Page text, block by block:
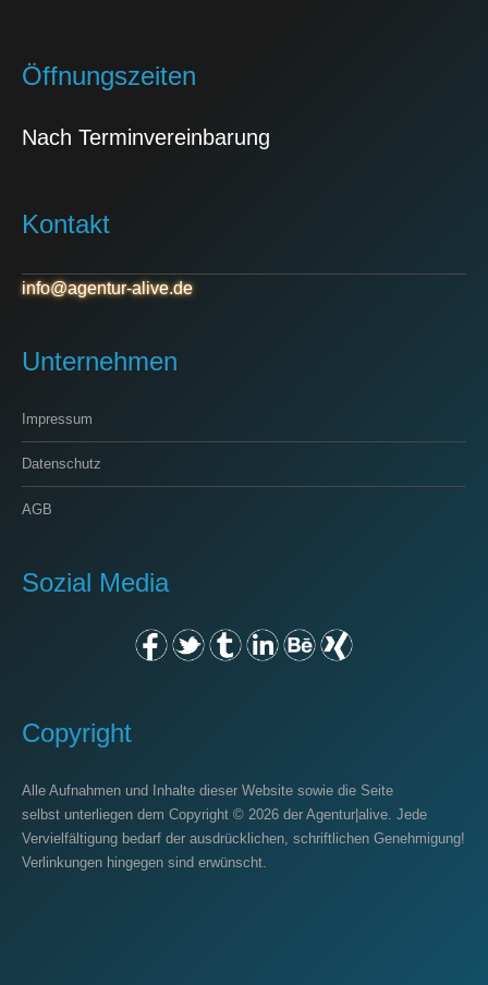
Öffnungszeiten
Nach Terminvereinbarung
Kontakt
info@agentur-alive.de
Unternehmen
Impressum
Datenschutz
AGB
Sozial Media
Copyright
Alle Aufnahmen und Inhalte dieser Website sowie die Seite
selbst unterliegen dem Copyright © 2026 der Agentur|alive . Jede
Vervielfältigung bedarf der ausdrücklichen, schriftlichen Genehmigung!
Verlinkungen hingegen sind erwünscht.